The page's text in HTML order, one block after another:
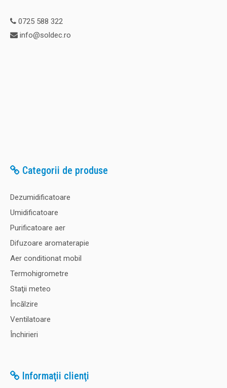
0725 588 322
info@soldec.ro
Categorii de produse
Dezumidificatoare
Umidificatoare
Purificatoare aer
Difuzoare aromaterapie
Aer conditionat mobil
Termohigrometre
Staţii meteo
Încălzire
Ventilatoare
Închirieri
Informaţii clienţi